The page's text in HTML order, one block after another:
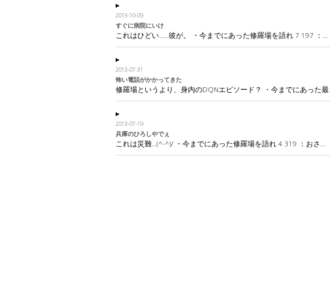
2013-10-09
すぐに病院にいけ
これはひどい……彼が。 ・今までにあった修羅場を語れ 7 197 ：…
2013-07-31
怖い電話がかかってきた
修羅場というより、身内のDQNエピソード？ ・今までにあった最…
2013-07-19
兵庫のひろしやでぇ
これは災難…(^-^)/ ・今までにあった修羅場を語れ 4 319 ：おさ…